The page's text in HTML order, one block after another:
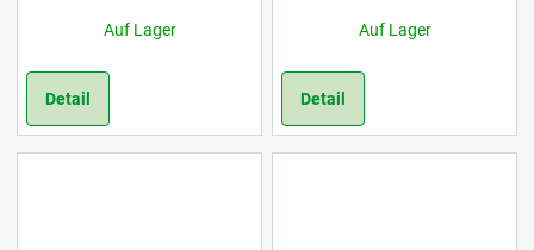
Auf Lager
Detail
Auf Lager
Detail